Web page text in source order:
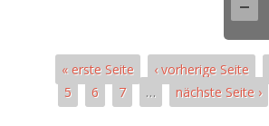
« erste Seite ‹ vorherige Seite
5
6 7 … nächste Seite ›